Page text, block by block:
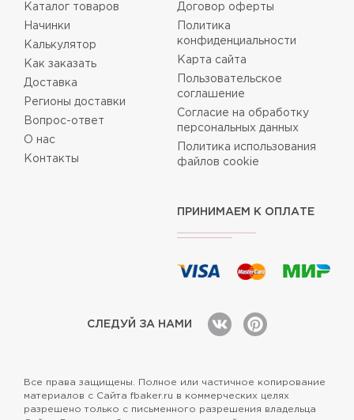
Каталог товаров
Начинки
Калькулятор
Как заказать
Доставка
Регионы доставки
Вопрос-ответ
О нас
Контакты
Договор оферты
Политика
конфиденциальности
Карта сайта
Пользовательское
соглашение
Согласие на обработку
персональных данных
Политика использования
файлов cookie
ПРИНИМАЕМ К ОПЛАТЕ
СЛЕДУЙ ЗА НАМИ
Все права защищены. Полное или частичное копирование
материалов с Сайта fbaker.ru в коммерческих целях
разрешено только с письменного разрешения владельца